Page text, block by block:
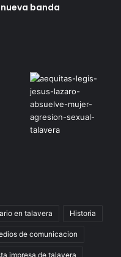
banda
en talavera Historia
de comunicacion
impresa de talavera